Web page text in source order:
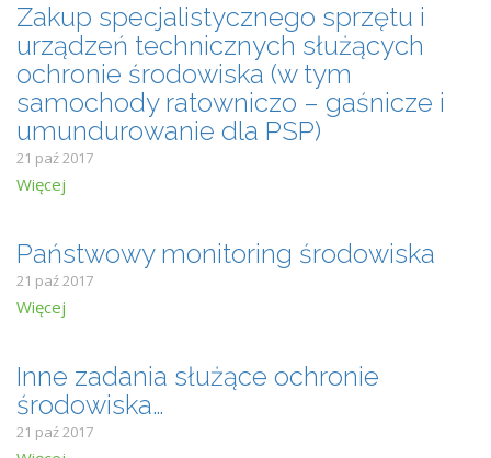
Zakup specjalistycznego sprzętu i
urządzeń technicznych służących
ochronie środowiska (w tym
samochody ratowniczo – gaśnicze i
umundurowanie dla PSP)
21 paź 2017
Więcej
Państwowy monitoring środowiska
21 paź 2017
Więcej
Inne zadania służące ochronie
środowiska…
21 paź 2017